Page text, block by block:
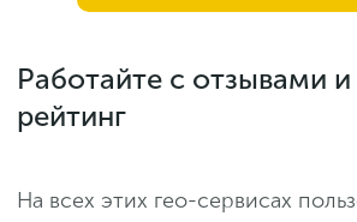
Работайте с отзывами
рейтинг
На всех этих гео-сервисах